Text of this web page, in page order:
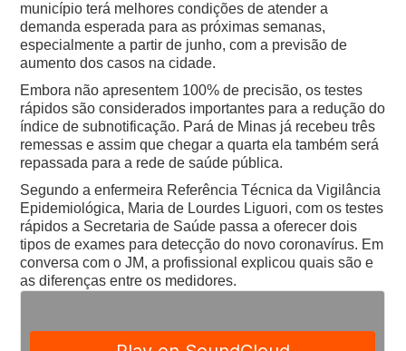
município terá melhores condições de atender a
demanda esperada para as próximas semanas,
especialmente a partir de junho, com a previsão de
aumento dos casos na cidade.
Embora não apresentem 100% de precisão, os testes
rápidos são considerados importantes para a redução do
índice de subnotificação. Pará de Minas já recebeu três
remessas e assim que chegar a quarta ela também será
repassada para a rede de saúde pública.
Segundo a enfermeira Referência Técnica da Vigilância
Epidemiológica, Maria de Lourdes Liguori, com os testes
rápidos a Secretaria de Saúde passa a oferecer dois
tipos de exames para detecção do novo coronavírus. Em
conversa com o JM, a profissional explicou quais são e
as diferenças entre os medidores.